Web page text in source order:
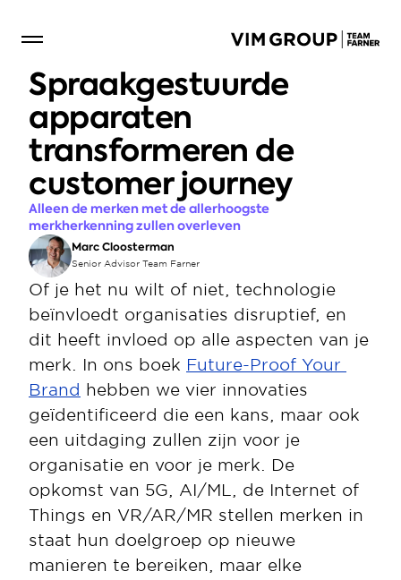
Spraakgestuurde
apparaten
transformeren de
customer journey
Alleen de merken met de allerhoogste
merkherkenning zullen overleven
Marc Cloosterman
Senior Advisor Team Farner
Of je het nu wilt of niet, technologie
beïnvloedt organisaties disruptief, en
dit heeft invloed op alle aspecten van je
merk. In ons boek Future-Proof Your
Brand hebben we vier innovaties
geïdentificeerd die een kans, maar ook
een uitdaging zullen zijn voor je
organisatie en voor je merk. De
opkomst van 5G, AI/ML, de Internet of
Things en VR/AR/MR stellen merken in
staat hun doelgroep op nieuwe
manieren te bereiken, maar elke